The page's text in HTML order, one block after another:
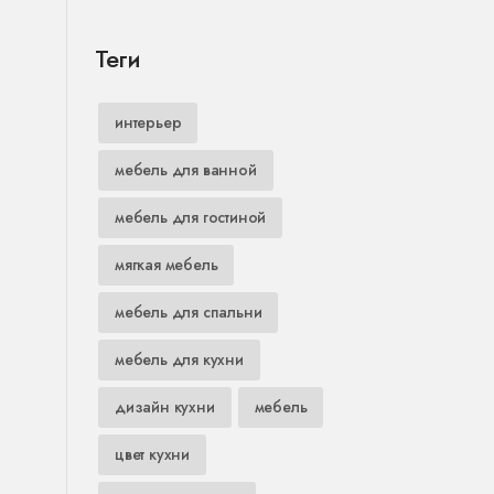
Теги
интерьер
мебель для ванной
мебель для гостиной
мягкая мебель
мебель для спальни
мебель для кухни
дизайн кухни мебель
цвет кухни